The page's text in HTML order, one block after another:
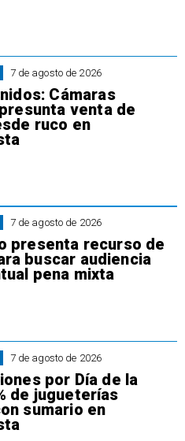
7 de agosto de 2026
Cámaras
venta de
ruco en
7 de agosto de 2026
presenta recurso de
buscar audiencia
pena mixta
7 de agosto de 2026
por Día de la
de jugueterías
sumario en